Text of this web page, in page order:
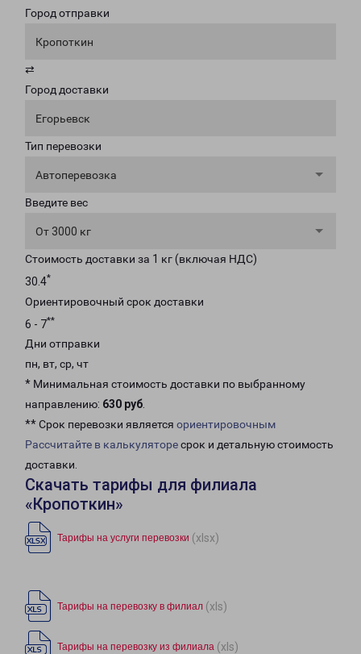
Город отправки
Кропоткин
⇄
Город доставки
Егорьевск
Тип перевозки
Автоперевозка
Введите вес
От 3000 кг
Стоимость доставки за 1 кг (включая НДС)
30.4*
Ориентировочный срок доставки
6 - 7**
Дни отправки
пн, вт, ср, чт
* Минимальная стоимость доставки по выбранному
направлению: 630 руб.
** Срок перевозки является ориентировочным
Рассчитайте в калькуляторесрок и детальную стоимость
доставки.
Скачать тарифы для филиала
«Кропоткин»
Тарифы на услуги перевозки (xlsx)
Тарифы на перевозку в филиал (xls)
Тарифы на перевозку из филиала (xls)